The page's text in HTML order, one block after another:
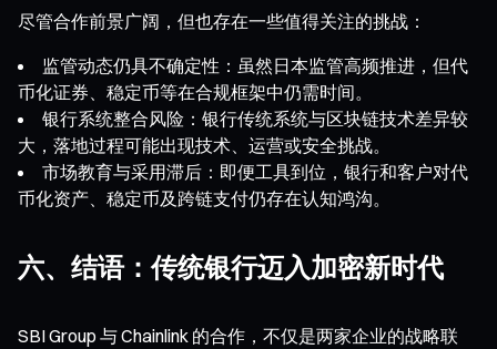
尽管合作前景广阔，但也存在一些值得关注的挑战：
监管动态仍具不确定性：虽然日本监管高频推进，但代
币化证券、稳定币等在合规框架中仍需时间。
银行系统整合风险：银行传统系统与区块链技术差异较
大，落地过程可能出现技术、运营或安全挑战。
市场教育与采用滞后：即便工具到位，银行和客户对代
币化资产、稳定币及跨链支付仍存在认知鸿沟。
六、结语：传统银行迈入加密新时代
SBI Group 与 Chainlink 的合作，不仅是两家企业的战略联